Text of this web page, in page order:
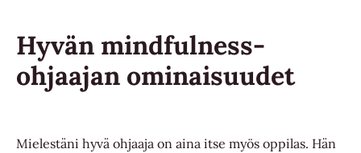
Hyvän mindfulness-
ohjaajan ominaisuudet
Mielestäni hyvä ohjaaja on aina itse myös oppilas. Hän